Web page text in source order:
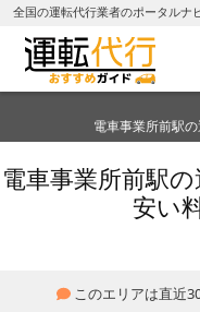
電車事業所前駅
電車事業所前駅
安い
このエリアは直近